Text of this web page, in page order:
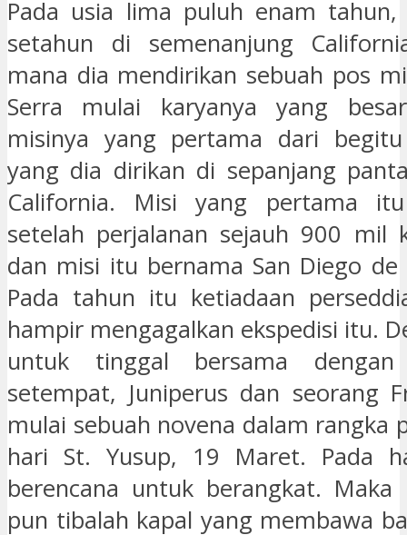
Pada usia lima puluh enam
setahun di semenanjung
mana dia mendirikan sebuah pos
Serra mulai karyanya yang
misinya yang pertama dari
yang dia dirikan di sepanjang
California. Misi yang pertama
setelah perjalanan sejauh 900 mil
dan misi itu bernama San Diego de
Pada tahun itu ketiadaan
hampir mengagalkan ekspedisi itu.
untuk tinggal bersama dengan
setempat, Juniperus dan seorang
mulai sebuah novena dalam rangka
hari St. Yusup, 19 Maret. Pada
berencana untuk berangkat.
pun tibalah kapal yang membawa